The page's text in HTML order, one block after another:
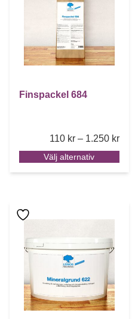
Finspackel 684
110 kr – 1.250 kr
Välj alternativ
Den här produkten har